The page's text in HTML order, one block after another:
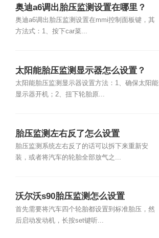
奥迪a6调出胎压监测设置在哪里？
奥迪a6调出胎压监测设置在mmi控制面板键，其
方法式：1、按下car菜...
太阳能胎压监测显示器怎么设置？
太阳能胎压监测显示器设置方法：1、确保太阳能
显示器开机；2、扭下轮胎原...
胎压监测左右反了怎么设置
胎压监测系统左右反了的话可以拆下来重新安
装，或者将汽车的轮胎全部放气之...
沃尔沃s90胎压监测怎么设置
首先需要将汽车四个轮胎都设置到标准胎压，然
后启动发动机，长按set键听...